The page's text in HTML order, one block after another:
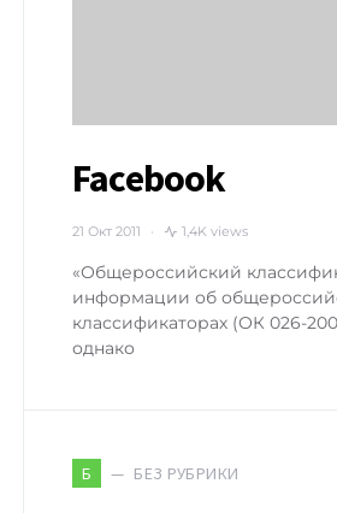
Facebook
21 Окт 2011 1,4K views
«Общероссийский
информации об
классификаторах (ОК 026-
однако
Б БЕЗ РУБРИКИ